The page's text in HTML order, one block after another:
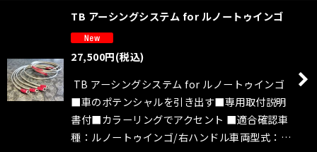
TB アーシングシステム for ルノートゥインゴ
27,500円(税込)
TB アーシングシステム for ルノートゥインゴ
■車のポテンシャルを引き出す■専用取付説明
書付■カラーリングでアクセント ■適合確認車
種：ルノートゥインゴ/右ハンドル車両型式：…